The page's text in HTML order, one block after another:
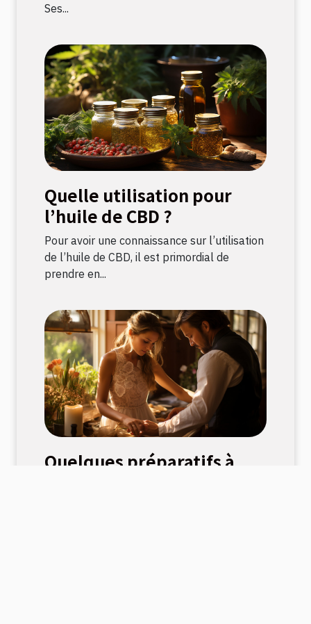
Ses...
Quelle utilisation pour
l’huile de CBD ?
Pour avoir une connaissance sur l’utilisation
de l’huile de CBD, il est primordial de
prendre en...
Quelques préparatifs à